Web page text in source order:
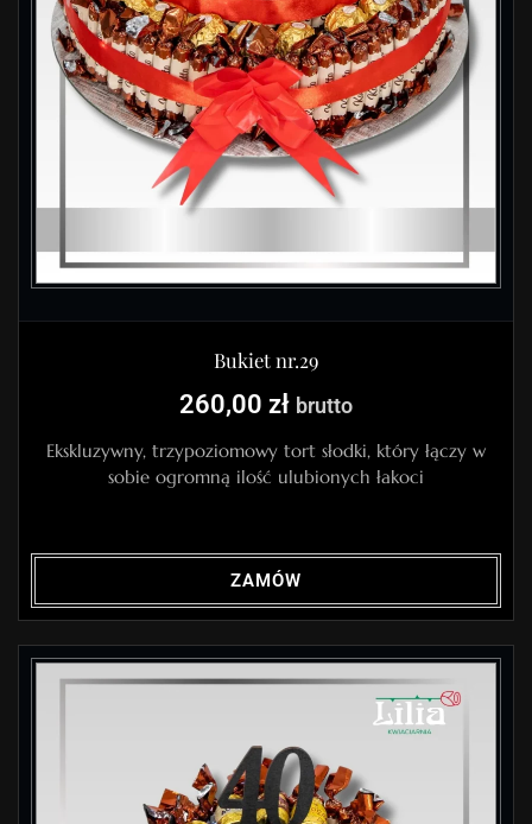
Bukiet nr.29
260,00 zł brutto
Ekskluzywny, trzypoziomowy tort słodki, który łączy w
sobie ogromną ilość ulubionych łakoci
ZAMÓW